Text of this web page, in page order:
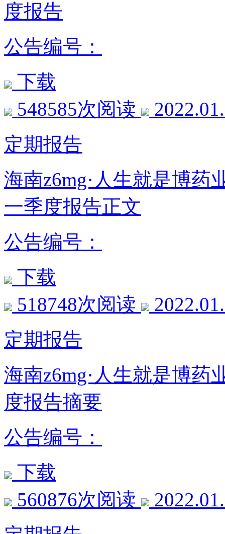
度报告
公告编号：
下载
548585次阅读
定期报告
海南z6mg·人生就是博药
一季度报告正文
公告编号：
下载
518748次阅读
定期报告
海南z6mg·人生就是博药
度报告摘要
公告编号：
下载
560876次阅读